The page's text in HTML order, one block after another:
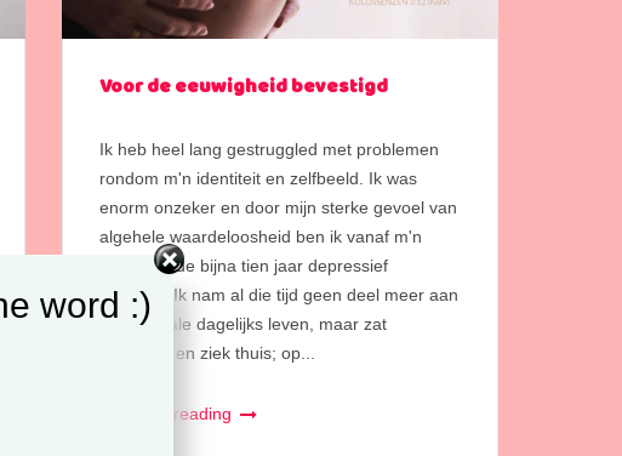
Voor de eeuwigheid bevestigd
Ik heb heel lang gestruggled met problemen
rondom m'n identiteit en zelfbeeld. Ik was
enorm onzeker en door mijn sterke gevoel van
algehele waardeloosheid ben ik vanaf m'n
negentiende bijna tien jaar depressief
geweest. Ik nam al die tijd geen deel meer aan
het normale dagelijks leven, maar zat
vermoeid en ziek thuis; op...
Continue reading
word :)